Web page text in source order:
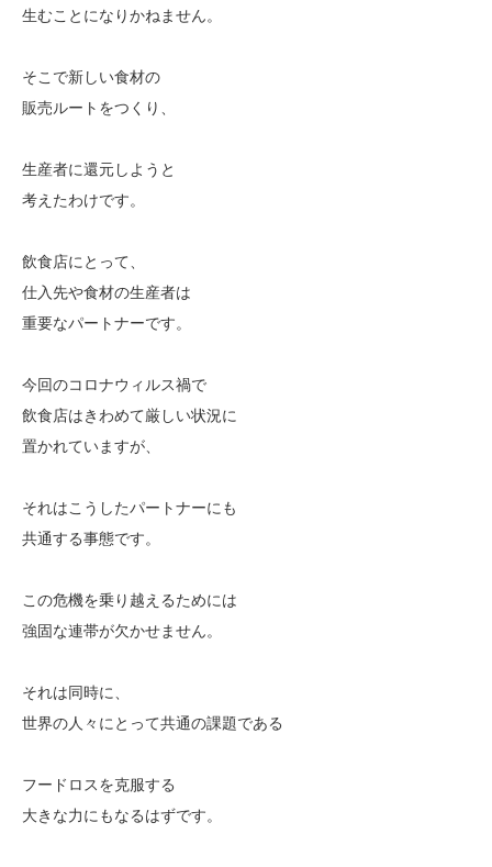
生むことになりかねません。
そこで新しい食材の
販売ルートをつくり、
生産者に還元しようと
考えたわけです。
飲食店にとって、
仕入先や食材の生産者は
重要なパートナーです。
今回のコロナウィルス禍で
飲食店はきわめて厳しい状況に
置かれていますが、
それはこうしたパートナーにも
共通する事態です。
この危機を乗り越えるためには
強固な連帯が欠かせません。
それは同時に、
世界の人々にとって共通の課題である
フードロスを克服する
大きな力にもなるはずです。